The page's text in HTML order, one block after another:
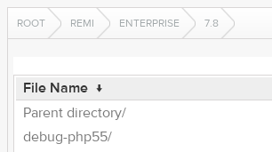
ROOT REMI ENTERPRISE 7.8
File Name ↓
Parent directory/
debug-php55/